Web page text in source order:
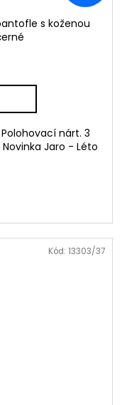
s koženou
nárt. 3
Jaro - Léto
Kód: 13303/37